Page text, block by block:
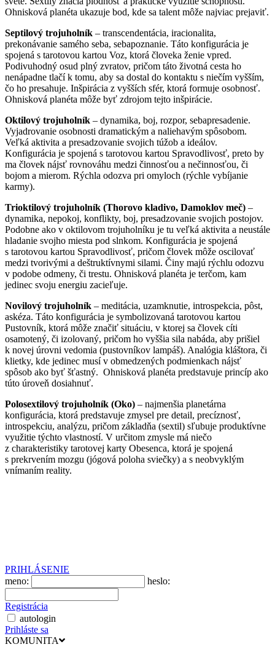
Ohnisková planéta ukazuje bod, kde sa talent môže najviac prejaviť.
Septilový trojuholník – transcendentácia, iracionalita,
prekonávanie samého seba, sebapoznanie. Táto konfigurácia je
spojená s tarotovou kartou Voz, ktorá človeka ženie vpred.
Podivuhodný osud plný zvratov, pričom táto životná cesta ho
nenápadne tlačí k tomu, aby sa dostal do kontaktu s niečím vyšším,
čo ho presahuje. Inšpirácia z vyšších sfér, ktorá formuje osobnosť.
Ohnisková planéta môže byť zdrojom tejto inšpirácie.
Oktilový trojuholník – dynamika, boj, rozpor, sebapresadenie.
Vyjadrovanie osobnosti dramatickým a naliehavým spôsobom.
Veľká aktivita a presadzovanie svojich túžob a ideálov.
Konfigurácia je spojená s tarotovou kartou Spravodlivosť, preto by
ma človek nájsť rovnováhu medzi činnosťou a nečinnosťou, či
bojom a mierom. Rýchla odozva pri omyloch (rýchle vybíjanie
karmy).
Trioktilový trojuholník (Thorovo kladivo, Damoklov meč) –
dynamika, nepokoj, konflikty, boj, presadzovanie svojich postojov.
Podobne ako v oktilovom trojuholníku je tu veľká aktivita a neustále
hladanie svojho miesta pod slnkom. Konfigurácia je spojená
s tarotovou kartou Spravodlivosť, pričom človek môže oscilovať
medzi tvorivými a deštruktívnymi silami. Činy majú rýchlu odozvu
v podobe odmeny, či trestu. Ohnisková planéta je terčom, kam
jedinec svoju energiu zacieľuje.
Novilový trojuholník – meditácia, uzamknutie, introspekcia, pôst,
askéza. Táto konfigurácia je symbolizovaná tarotovou kartou
Pustovník, ktorá môže značiť situáciu, v ktorej sa človek cíti
osamotený, či izolovaný, pričom ho vyššia sila nabáda, aby prišiel
k novej úrovni vedomia (pustovníkov lampáš). Analógia kláštora, či
klietky, kde jedinec musí v obmedzených podmienkach nájsť
spôsob ako byť šťastný. Ohnisková planéta predstavuje princíp ako
túto úroveň dosiahnuť.
Polosextilový trojuholník (Oko) – najmenšia planetárna
konfigurácia, ktorá predstavuje zmysel pre detail, precíznosť,
introspekciu, analýzu, pričom základňa (sextil) sľubuje produktívne
využitie týchto vlastností. V určitom zmysle má niečo
z charakteristiky tarotovej karty Obesenca, ktorá je spojená
s prekrvením mozgu (jógová poloha sviečky) a s neobvyklým
vnímaním reality.
PRIHLÁSENIE
meno:
heslo:
Registrácia
autologin
Prihláste sa
KOMUNITA